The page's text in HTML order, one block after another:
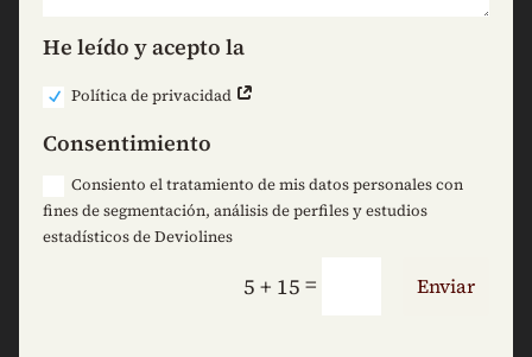
He leído y acepto la
Política de privacidad
Consentimiento
Consiento el tratamiento de mis datos personales con
fines de segmentación, análisis de perfiles y estudios
estadísticos de Deviolines
5 + 15 = Enviar